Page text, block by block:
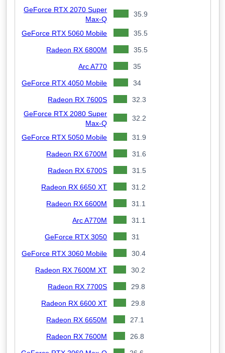
GeForce RTX 2070 Super
Max-Q
35.9
GeForce RTX 5060 Mobile 35.5
Radeon RX 6800M 35.5
Arc A770 35
GeForce RTX 4050 Mobile 34
Radeon RX 7600S
32.3
GeForce RTX 2080 Super
Max-Q
32.2
GeForce RTX 5050 Mobile 31.9
Radeon RX 6700M 31.6
Radeon RX 6700S 31.5
Radeon RX 6650 XT 31.2
Radeon RX 6600M 31.1
Arc A770M 31.1
GeForce RTX 3050 31
GeForce RTX 3060 Mobile 30.4
Radeon RX 7600M XT 30.2
Radeon RX 7700S 29.8
Radeon RX 6600 XT 29.8
Radeon RX 6650M 27.1
Radeon RX 7600M 26.8